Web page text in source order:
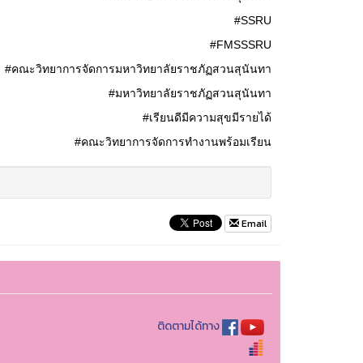
#SSRU
#FMSSSRU
#คณะวิทยาการจัดการมหาวิทยาลัยราชภัฏสวนสุนันทา
#มหาวิทยาลัยราชภัฏสวนสุนันทา
#เรียนดีมีความสุขมีรายได้
#คณะวิทยาการจัดการทำงานพร้อมเรียน
Email
ติดตามได้ทาง